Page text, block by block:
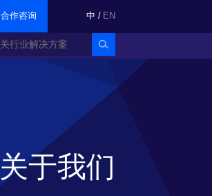
合作咨询 中 / EN
关于我们